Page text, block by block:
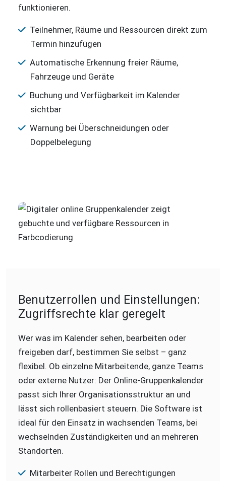
funktionieren.
Teilnehmer, Räume und Ressourcen direkt zum
Termin hinzufügen
Automatische Erkennung freier Räume,
Fahrzeuge und Geräte
Buchung und Verfügbarkeit im Kalender
sichtbar
Warnung bei Überschneidungen oder
Doppelbelegung
Benutzerrollen und Einstellungen:
Zugriffsrechte klar geregelt
Wer was im Kalender sehen, bearbeiten oder
freigeben darf, bestimmen Sie selbst – ganz
flexibel. Ob einzelne Mitarbeitende, ganze Teams
oder externe Nutzer: Der Online-Gruppenkalender
passt sich Ihrer Organisationsstruktur an und
lässt sich rollenbasiert steuern. Die Software ist
ideal für den Einsatz in wachsenden Teams, bei
wechselnden Zuständigkeiten und an mehreren
Standorten.
Mitarbeiter Rollen und Berechtigungen